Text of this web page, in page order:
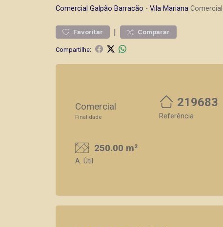
Comercial Galpão Barracão - Vila Mariana
Favoritar | Comparar
Compartilhe:
Comercial
Finalidade
219683
Referência
250.00 m²
A. Útil